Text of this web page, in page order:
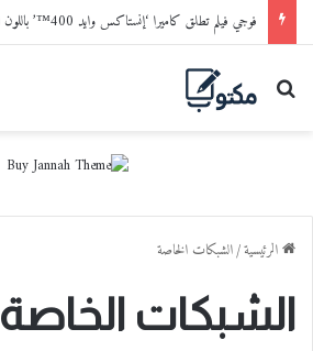
فوجي فيلم تطلق كاميرا ‘إنستاكس وايد 400™’ باللون الجديد ‘JET BLACK’
بحث عن
الرئيسية/الشبكات الخاصة
الشبكات الخاصة